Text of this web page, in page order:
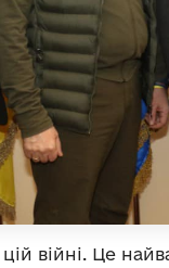
війні. Це